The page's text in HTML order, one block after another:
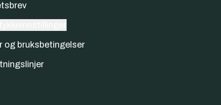
og bruksbetingelser